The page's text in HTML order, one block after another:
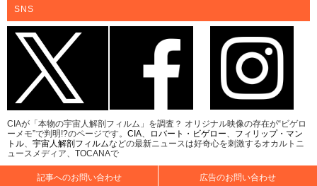
SNS
CIAが「本物の宇宙人解剖フィルム」を調査？ オリジナル映像の存在が“ビゲロ
ーメモ”で判明!?のページです。 CIA ロバート・ビゲロー
フィリップ・マン
トル
宇宙人解剖フィルムなどの最新ニュースは好奇心を刺激するオカルトニ
ュースメディア、TOCANAで
記事へのお問い合わせ 広告のお問い合わせ